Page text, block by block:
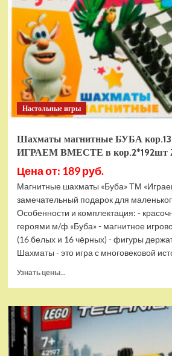
F888FF
красный
Настольные игры
Шахматы магнитные БУБА
ИГРАЕМ ВМЕСТЕ в кор.2*192шт
Цена от: 189 руб.
Магнитные шахматы «Буба» ТМ
замечательный подарок для
Особенности и комплектация: -
героями м/ф «Буба» - магнитное
(16 белых и 16 чёрных) - фигуры
Шахматы - это игра с многовековой
Узнать цены...
Шахматы
магнитные
БУБА
ИГРАЕМ